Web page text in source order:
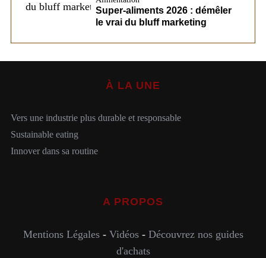
Super-aliments 2026 : démêler
le vrai du bluff marketing
À LA UNE
Vers une industrie plus durable et responsable
Sustainable eating
Innover dans sa routine
A PROPOS
Mentions Légales- Vidéos- Découvrez nos guides
d'achats